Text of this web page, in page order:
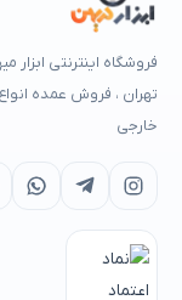
فروشگاه اینترنتی ابزار
تهران ، فروش عمده
خارجی